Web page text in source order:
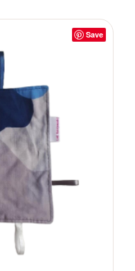
Save